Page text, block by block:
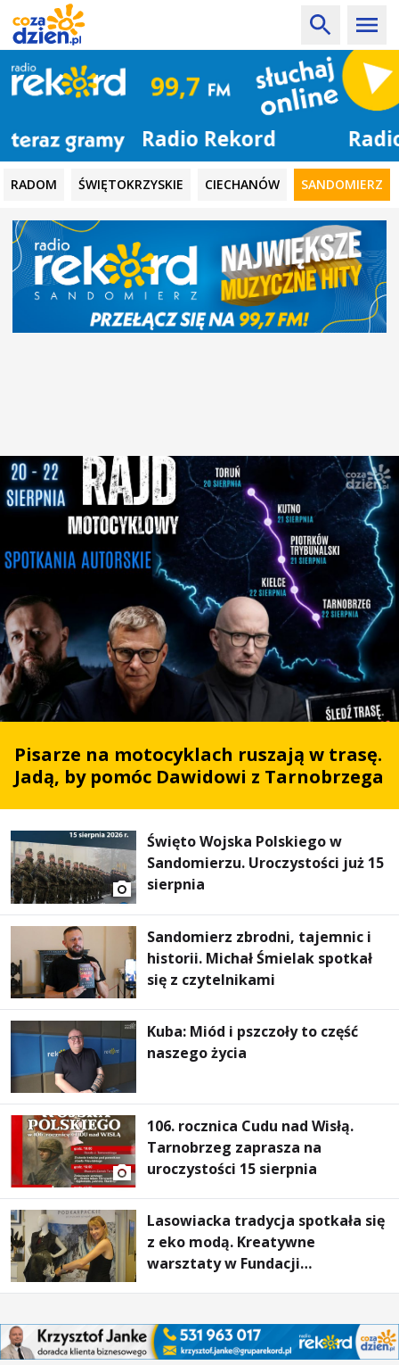
Radio Rekord
RADOM ŚWIĘTOKRZYSKIE CIECHANÓW SANDOMIERZ
Pisarze na motocyklach ruszają w trasę.
Jadą, by pomóc Dawidowi z Tarnobrzega
Święto Wojska Polskiego w
Sandomierzu. Uroczystości już 15
sierpnia
Sandomierz zbrodni, tajemnic i
historii. Michał Śmielak spotkał
się z czytelnikami
Kuba: Miód i pszczoły to część
naszego życia
106. rocznica Cudu nad Wisłą.
Tarnobrzeg zaprasza na
uroczystości 15 sierpnia
Lasowiacka tradycja spotkała się
z eko modą. Kreatywne
warsztaty w Fundacji